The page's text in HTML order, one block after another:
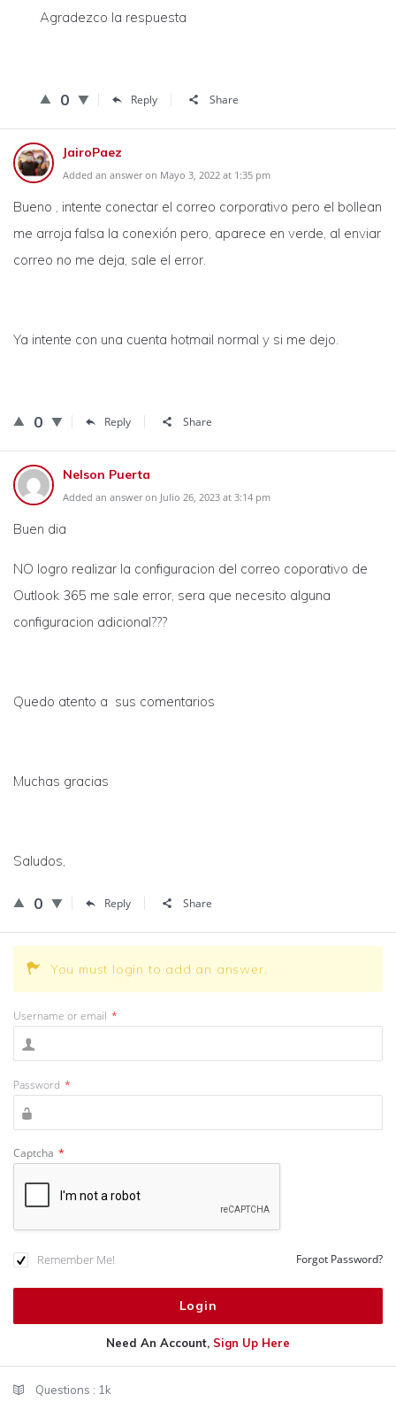
Agradezco la respuesta
0 Reply Share
JairoPaez
Added an answer on Mayo 3, 2022 at 1:35 pm
Bueno , intente conectar el correo corporativo pero el bollean
me arroja falsa la conexión pero, aparece en verde, al enviar
correo no me deja, sale el error.
Ya intente con una cuenta hotmail normal y si me dejo.
0 Reply Share
Nelson Puerta
Added an answer on Julio 26, 2023 at 3:14 pm
Buen dia
NO logro realizar la configuracion del correo coporativo de
Outlook 365 me sale error, sera que necesito alguna
configuracion adicional???
Quedo atento a sus comentarios
Muchas gracias
Saludos,
0 Reply Share
You must login to add an answer.
Username or email *
Password *
Captcha *
Remember Me! Forgot Password?
Need An Account, Sign Up Here
StatsQuestions : 1k